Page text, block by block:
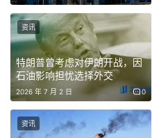
特朗普曾考虑对伊朗开战，因
石油影响担忧选择外交
2026 年 7 月 2 日 0
资讯
资讯